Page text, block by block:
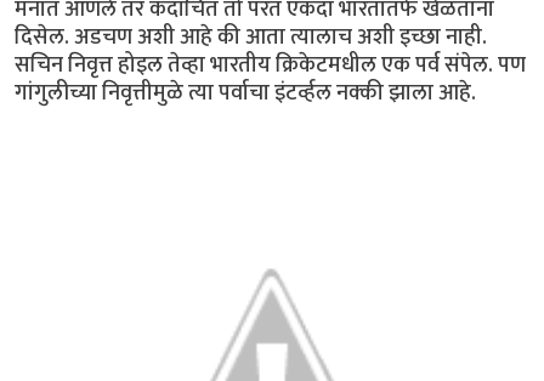
मनात आणले तर कदाचित तो परत एकदा भारतातर्फे खेळताना
दिसेल. अडचण अशी आहे की आता त्यालाच अशी इच्छा नाही.
सचिन निवृत्त होइल तेव्हा भारतीय क्रिकेटमधील एक पर्व संपेल. पण
गांगुलीच्या निवृत्तीमुळे त्या पर्वाचा इंटर्व्हल नक्की झाला आहे.